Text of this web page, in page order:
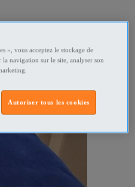
- Marne
», vous acceptez le stockage de
navigation sur le site, analyser son
Autoriser tous les cookies